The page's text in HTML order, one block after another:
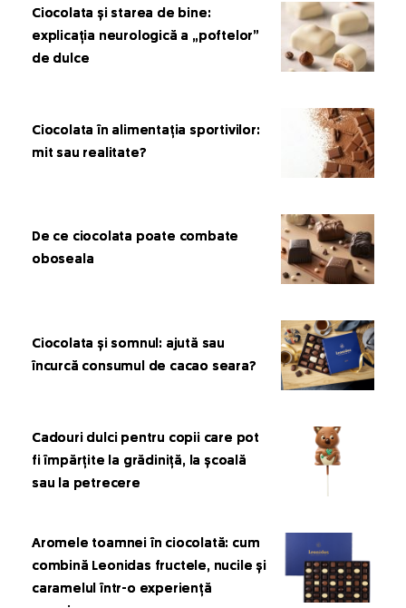
Ciocolata și starea de bine:
explicația neurologică a „poftelor”
de dulce
Ciocolata în alimentația sportivilor:
mit sau realitate?
De ce ciocolata poate combate
oboseala
Ciocolata și somnul: ajută sau
încurcă consumul de cacao seara?
Cadouri dulci pentru copii care pot
fi împărțite la grădiniță, la școală
sau la petrecere
Aromele toamnei în ciocolată: cum
combină Leonidas fructele, nucile și
caramelul într-o experiență